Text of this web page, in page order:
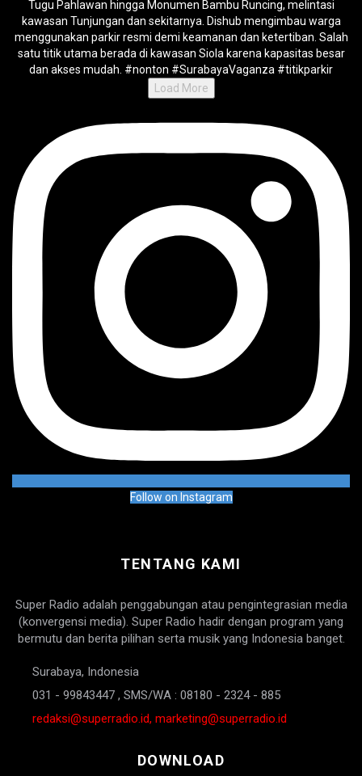
Load More
Follow on Instagram
TENTANG KAMI
Super Radio adalah penggabungan atau pengintegrasian media
(konvergensi media). Super Radio hadir dengan program yang
bermutu dan berita pilihan serta musik yang Indonesia banget.
Surabaya, Indonesia
031 - 99843447 , SMS/WA : 08180 - 2324 - 885
redaksi@superradio.id, marketing@superradio.id
DOWNLOAD